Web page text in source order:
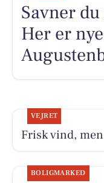
Savner
Her er
VEJRET
Frisk vind,
BOLIGMARKED